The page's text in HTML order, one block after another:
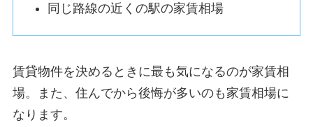
同じ路線の近くの駅の家賃相場
賃貸物件を決めるときに最も気になるのが家賃相
場。また、住んでから後悔が多いのも家賃相場に
なります。